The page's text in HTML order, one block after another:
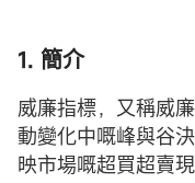
1. 簡介
威廉指標，又稱威
動變化中嘅峰與谷
映市場嘅超買超賣